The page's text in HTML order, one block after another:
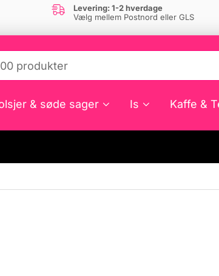
Levering: 1-2 hverdage
Vælg mellem Postnord eller GLS
& søde sager Is Kaffe &